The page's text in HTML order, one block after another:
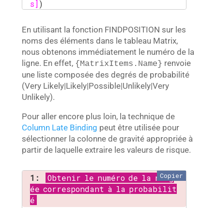
s] )
En utilisant la fonctionFINDPOSITION sur les
noms des éléments dans le tableau Matrix,
nous obtenons immédiatement le numéro de la
ligne. En effet, {MatrixItems.Name} renvoie
une liste composée des degrés de probabilité
(Very Likely|Likely|Possible|Unlikely|Very
Unlikely).
Pour aller encore plus loin, la technique de
Column Late Binding peut être utilisée pour
sélectionner la colonne de gravité appropriée à
partir de laquelle extraire les valeurs de risque.
1:
Obtenir le numéro de la rang
ée correspondant à la probabilit
é
Copier